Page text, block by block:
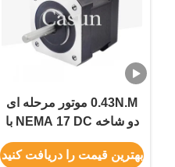
0.43N.M موتور مرحله ای
دو شاخه NEMA 17 DC با
ماشین بسته بندی خودکار
بهترین قیمت را دریافت کنید